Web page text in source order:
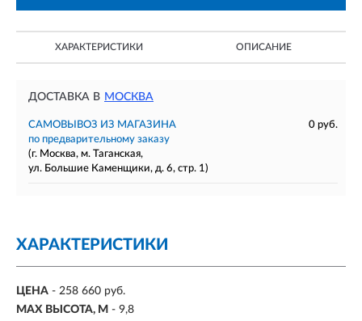
ХАРАКТЕРИСТИКИ ОПИСАНИЕ
ДОСТАВКА В МОСКВА
САМОВЫВОЗ ИЗ МАГАЗИНА
0 руб.
по предварительному заказу
(г. Москва, м. Таганская,
ул. Большие Каменщики, д. 6, стр. 1)
ХАРАКТЕРИСТИКИ
ЦЕНА - 258 660 руб.
MAX ВЫСОТА, М - 9,8